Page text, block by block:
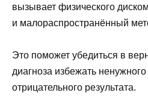
вызывает физического
и малораспространённый
Это поможет убедиться в
диагноза избежать
отрицательного результата.